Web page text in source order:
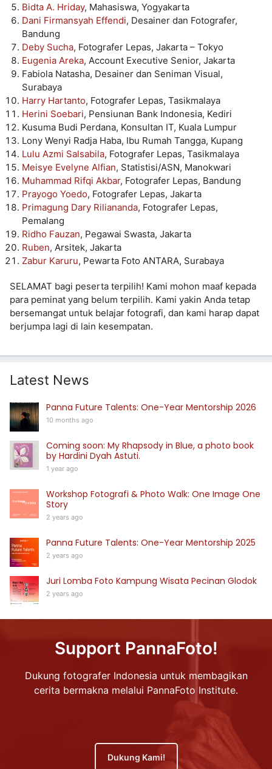
Bidta A. Hriday, Mahasiswa, Yogyakarta
Dani Firmansyah Effendi, Desainer dan Fotografer,
Bandung
Deby Sucha, Fotografer Lepas, Jakarta – Tokyo
Eugenia Areka, Account Executive Senior, Jakarta
Fabiola Natasha, Desainer dan Seniman Visual,
Surabaya
Harry Hartanto, Fotografer Lepas, Tasikmalaya
Herini Soebari, Pensiunan Bank Indonesia, Kediri
Kusuma Budi Perdana, Konsultan IT, Kuala Lumpur
Lony Wenyi Radja Haba, Ibu Rumah Tangga, Kupang
Lulu Azmi Salsabila, Fotografer Lepas, Tasikmalaya
Meisye Evelyne Alfian, Statistisi/ASN, Manokwari
Muhammad Rifqi Akbar, Fotografer Lepas, Bandung
Prayogo Yoedo, Fotografer Lepas, Jakarta
Primagung Dary Riliananda, Fotografer Lepas,
Pemalang
Ridho Fauzan, Pegawai Swasta, Jakarta
Ruben, Arsitek, Jakarta
Zabur Karuru, Pewarta Foto ANTARA, Surabaya
SELAMAT bagi peserta terpilih! Kami mohon maaf kepada
para peminat yang belum terpilih. Kami yakin Anda tetap
bersemangat untuk belajar fotografi, dan kami harap dapat
berjumpa lagi di lain kesempatan.
Latest News
Panna Future Talents: One-Year Mentorship 2026
10 months ago
Coming soon: My Rhapsody in Blue, a photo book
by Hardini Dyah Astuti.
1 year ago
Workshop Fotografi & Photo Walk: One Image One
Story
2 years ago
Panna Future Talents: One-Year Mentorship 2025
2 years ago
Juri Lomba Foto Kampung Wisata Pecinan Glodok
2 years ago
Support PannaFoto!
Dukung fotografer Indonesia untuk membagikan
cerita bermakna melalui PannaFoto Institute.
Dukung Kami!